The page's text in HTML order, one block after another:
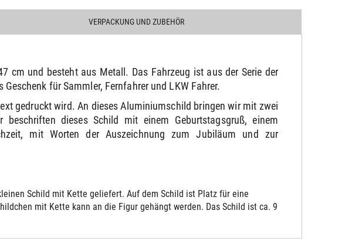
VERPACKUNG UND ZUBEHÖR
cm und besteht aus Metall. Das Fahrzeug ist aus der Serie der
für Sammler, Fernfahrer und LKW Fahrer.
gedruckt wird. An dieses Aluminiumschild bringen wir mit zwei
dieses Schild mit einem Geburtstagsgruß, einem
mit Worten der Auszeichnung zum Jubiläum und zur
Schild mit Kette geliefert. Auf dem Schild ist Platz für eine
mit Kette kann an die Figur gehängt werden. Das Schild ist ca. 9